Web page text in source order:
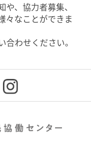
、協力者募集、
々なことができま
合わせください。